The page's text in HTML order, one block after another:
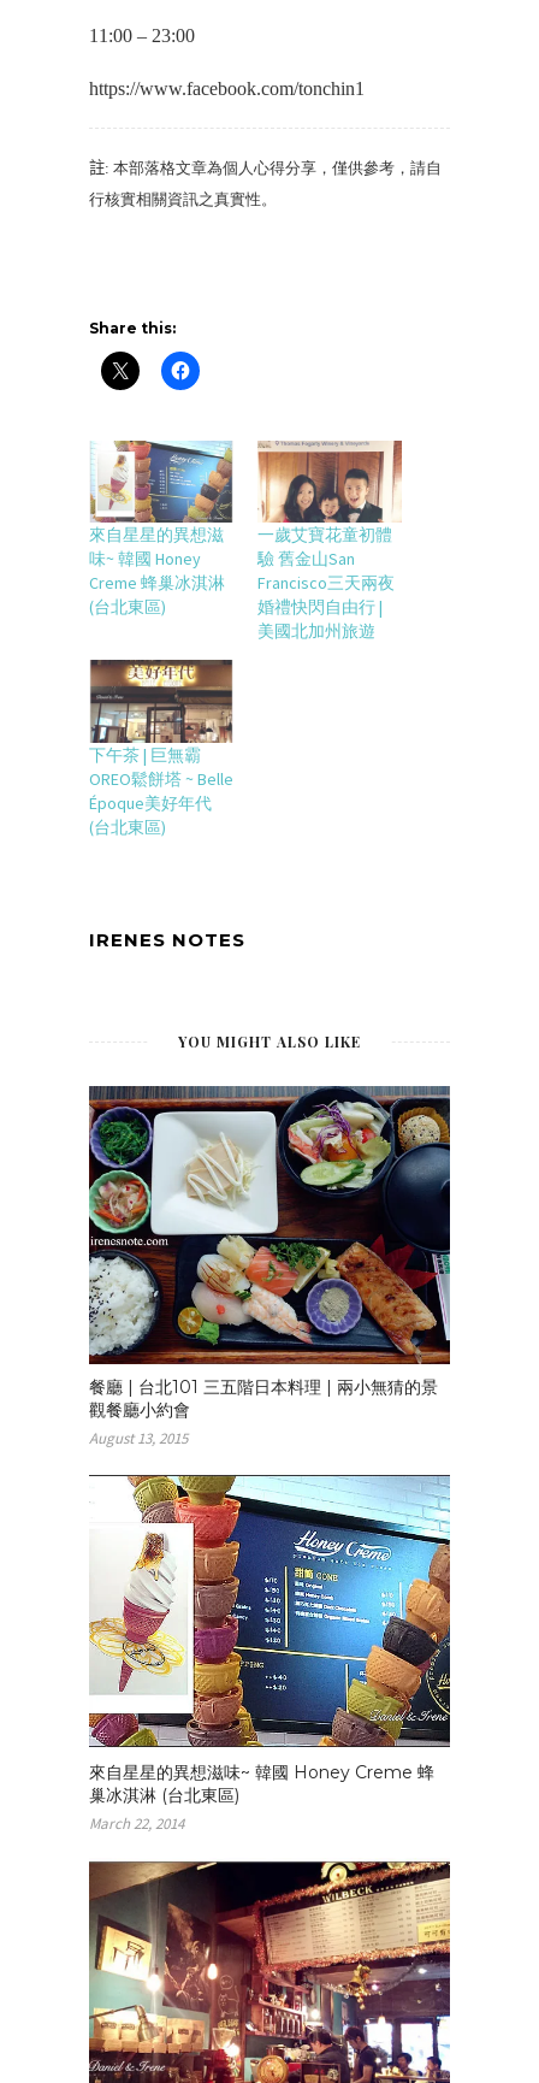
11:00 – 23:00
https://www.facebook.com/tonchin1
註: 本部落格文章為個人心得分享，僅供參考，請自
行核實相關資訊之真實性。
Share this:
來自星星的異想滋
味~ 韓國 Honey
Creme 蜂巢冰淇淋
(台北東區)
一歲艾寶花童初體
驗 舊金山San
Francisco三天兩夜
婚禮快閃自由行 |
美國北加州旅遊
下午茶 | 巨無霸
OREO鬆餅塔 ~ Belle
Époque美好年代
(台北東區)
IRENES NOTES
YOU MIGHT ALSO LIKE
餐廳 | 台北101 三五階日本料理 | 兩小無猜的景
觀餐廳小約會
August 13, 2015
來自星星的異想滋味~ 韓國 Honey Creme 蜂
巢冰淇淋 (台北東區)
March 22, 2014